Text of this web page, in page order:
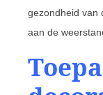
gezondheid van
aan de